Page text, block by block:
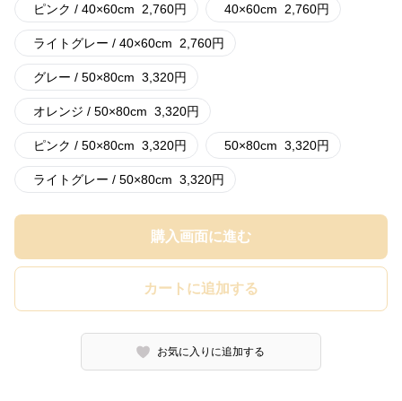
ピンク / 40×60cm 2,760円 40×60cm 2,760円
ライトグレー / 40×60cm 2,760円
グレー / 50×80cm 3,320円
オレンジ / 50×80cm 3,320円
ピンク / 50×80cm 3,320円 50×80cm 3,320円
ライトグレー / 50×80cm 3,320円
購入画面に進む
カートに追加する
お気に入りに追加する